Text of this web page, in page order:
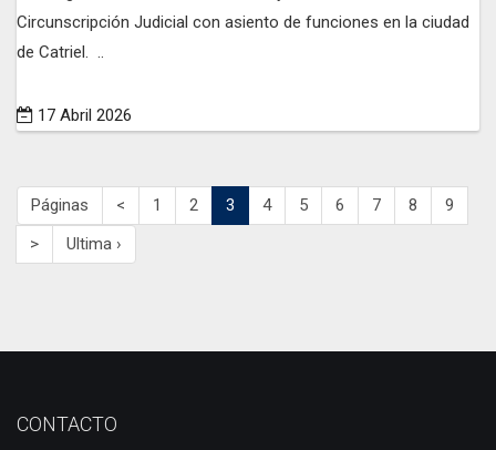
Circunscripción Judicial con asiento de funciones en la ciudad
de Catriel. ..
17 Abril 2026
Páginas < 1 2 3 4 5 6 7 8
9
>
Ultima ›
CONTACTO